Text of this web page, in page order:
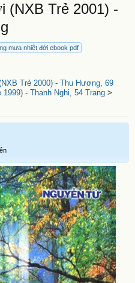
(NXB Trẻ 2001) -
mưa nhiệt đới ebook pdf
Trẻ 2000) - Thu Hương, 69
- Thanh Nghi, 54 Trang>